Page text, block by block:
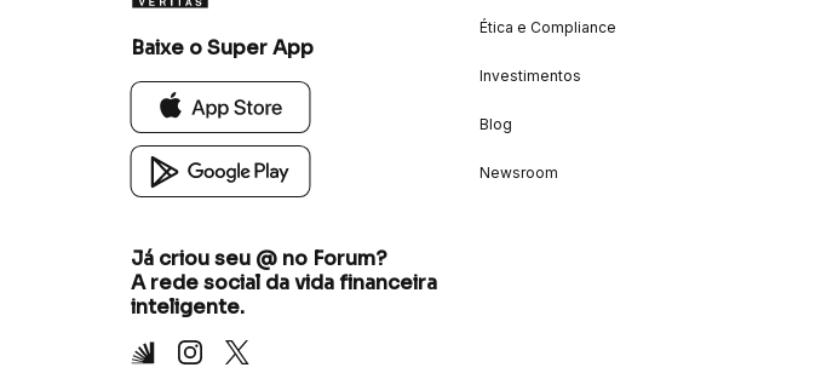
Baixe o Super App
Já criou seu @ no Forum?
A rede social da vida financeira
inteligente.
Inter Instagram
X
Ética e Compliance
Investimentos
Blog
Newsroom